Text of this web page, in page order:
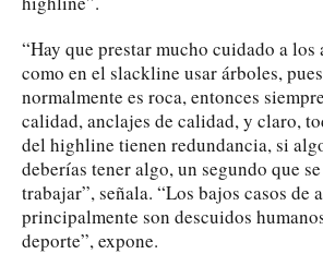
“Hay que prestar mucho cuidado a los
como en el slackline usar árboles,
normalmente es roca, entonces
calidad, anclajes de calidad, y claro,
del highline tienen redundancia, si
deberías tener algo, un segundo que
trabajar”, señala. “Los bajos casos de
principalmente son descuidos
deporte”, expone.